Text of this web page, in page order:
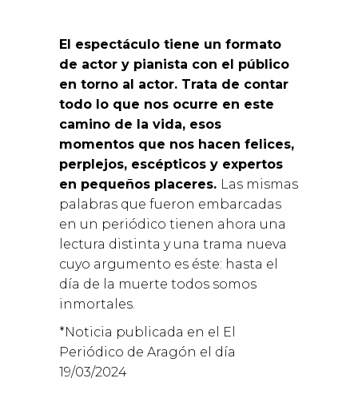
El espectáculo tiene un formato
de actor y pianista con el público
en torno al actor. Trata de contar
todo lo que nos ocurre en este
camino de la vida, esos
momentos que nos hacen felices,
perplejos, escépticos y expertos
en pequeños placeres. Las mismas
palabras que fueron embarcadas
en un periódico tienen ahora una
lectura distinta y una trama nueva
cuyo argumento es éste: hasta el
día de la muerte todos somos
inmortales.
*Noticia publicada en el El
Periódico de Aragón el día
19/03/2024